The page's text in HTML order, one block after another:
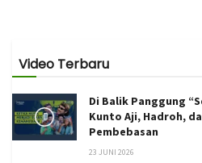
Video Terbaru
Di Balik Panggung
Kunto Aji, Hadroh,
Pembebasan
23 JUNI 2026